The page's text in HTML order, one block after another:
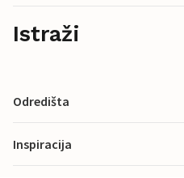
Istraži
Odredišta
Inspiracija